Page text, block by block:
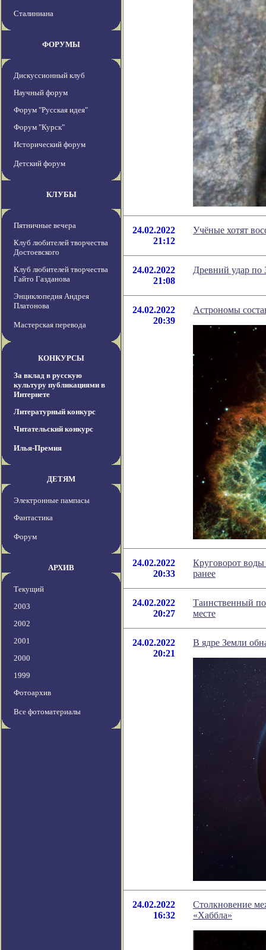
Сталиниана
ФОРУМЫ
Дискуссионный клуб
Научный форум
Форум "Русская идея"
Форум "Курск"
Исторический форум
Детский форум
КЛУБЫ
Пятничные вечера
Клуб любителей творчества
Достоевского
Клуб любителей творчества
Гайто Газданова
Энциклопедия Андрея
Платонова
Мастерская перевода
КОНКУРСЫ
За вклад в русскую
культуру публикациями в
Интернете
Литературный конкурс
Читательский конкурс
Илья-Премия
ДЕТЯМ
Электронные пампасы
Фантастика
Форум
АРХИВ
Текущий
2003
2002
2001
2000
1999
Фотоархив
Все фотоматериалы
24.02.2022
21:12
Учёные хотят
24.02.2022
21:08
Древний удар по
24.02.2022
20:39
Астрономы
24.02.2022
20:33
Круговорот воды
ранее
24.02.2022
20:27
Таинственный
месте
24.02.2022
20:21
В ядре Земли
24.02.2022
16:32
Столкновение
«Хаббла»